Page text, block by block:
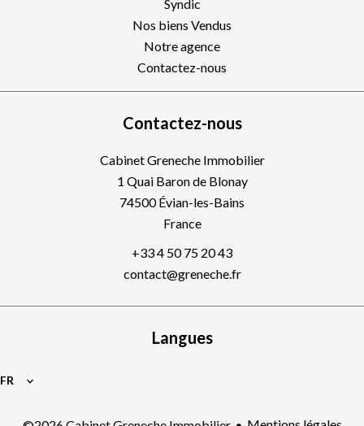
Syndic
Nos biens Vendus
Notre agence
Contactez-nous
Contactez-nous
Cabinet Greneche Immobilier
1 Quai Baron de Blonay
74500Évian-les-Bains
France
+33 4 50 75 20 43
contact@greneche.fr
Langues
FR